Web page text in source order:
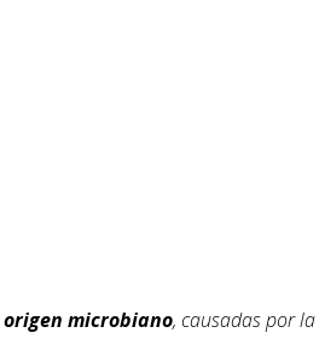
origen microbiano, causadas por la